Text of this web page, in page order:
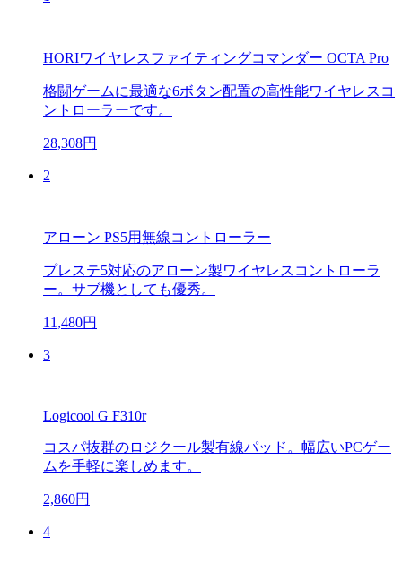
HORIワイヤレスファイティングコマンダー OCTA Pro
格闘ゲームに最適な6ボタン配置の高性能ワイヤレスコ
ントローラーです。
28,308円
2
アローン PS5用無線コントローラー
プレステ5対応のアローン製ワイヤレスコントローラ
ー。サブ機としても優秀。
11,480円
3
Logicool G F310r
コスパ抜群のロジクール製有線パッド。幅広いPCゲー
ムを手軽に楽しめます。
2,860円
4